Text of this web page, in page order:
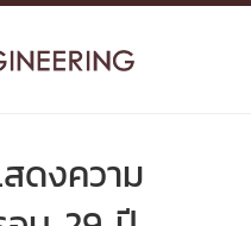
ดงความ